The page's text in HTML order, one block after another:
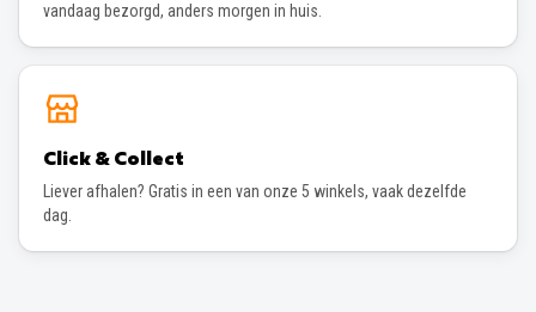
vandaag bezorgd, anders morgen in huis.
Click & Collect
Liever afhalen? Gratis in een van onze 5 winkels, vaak dezelfde
dag.